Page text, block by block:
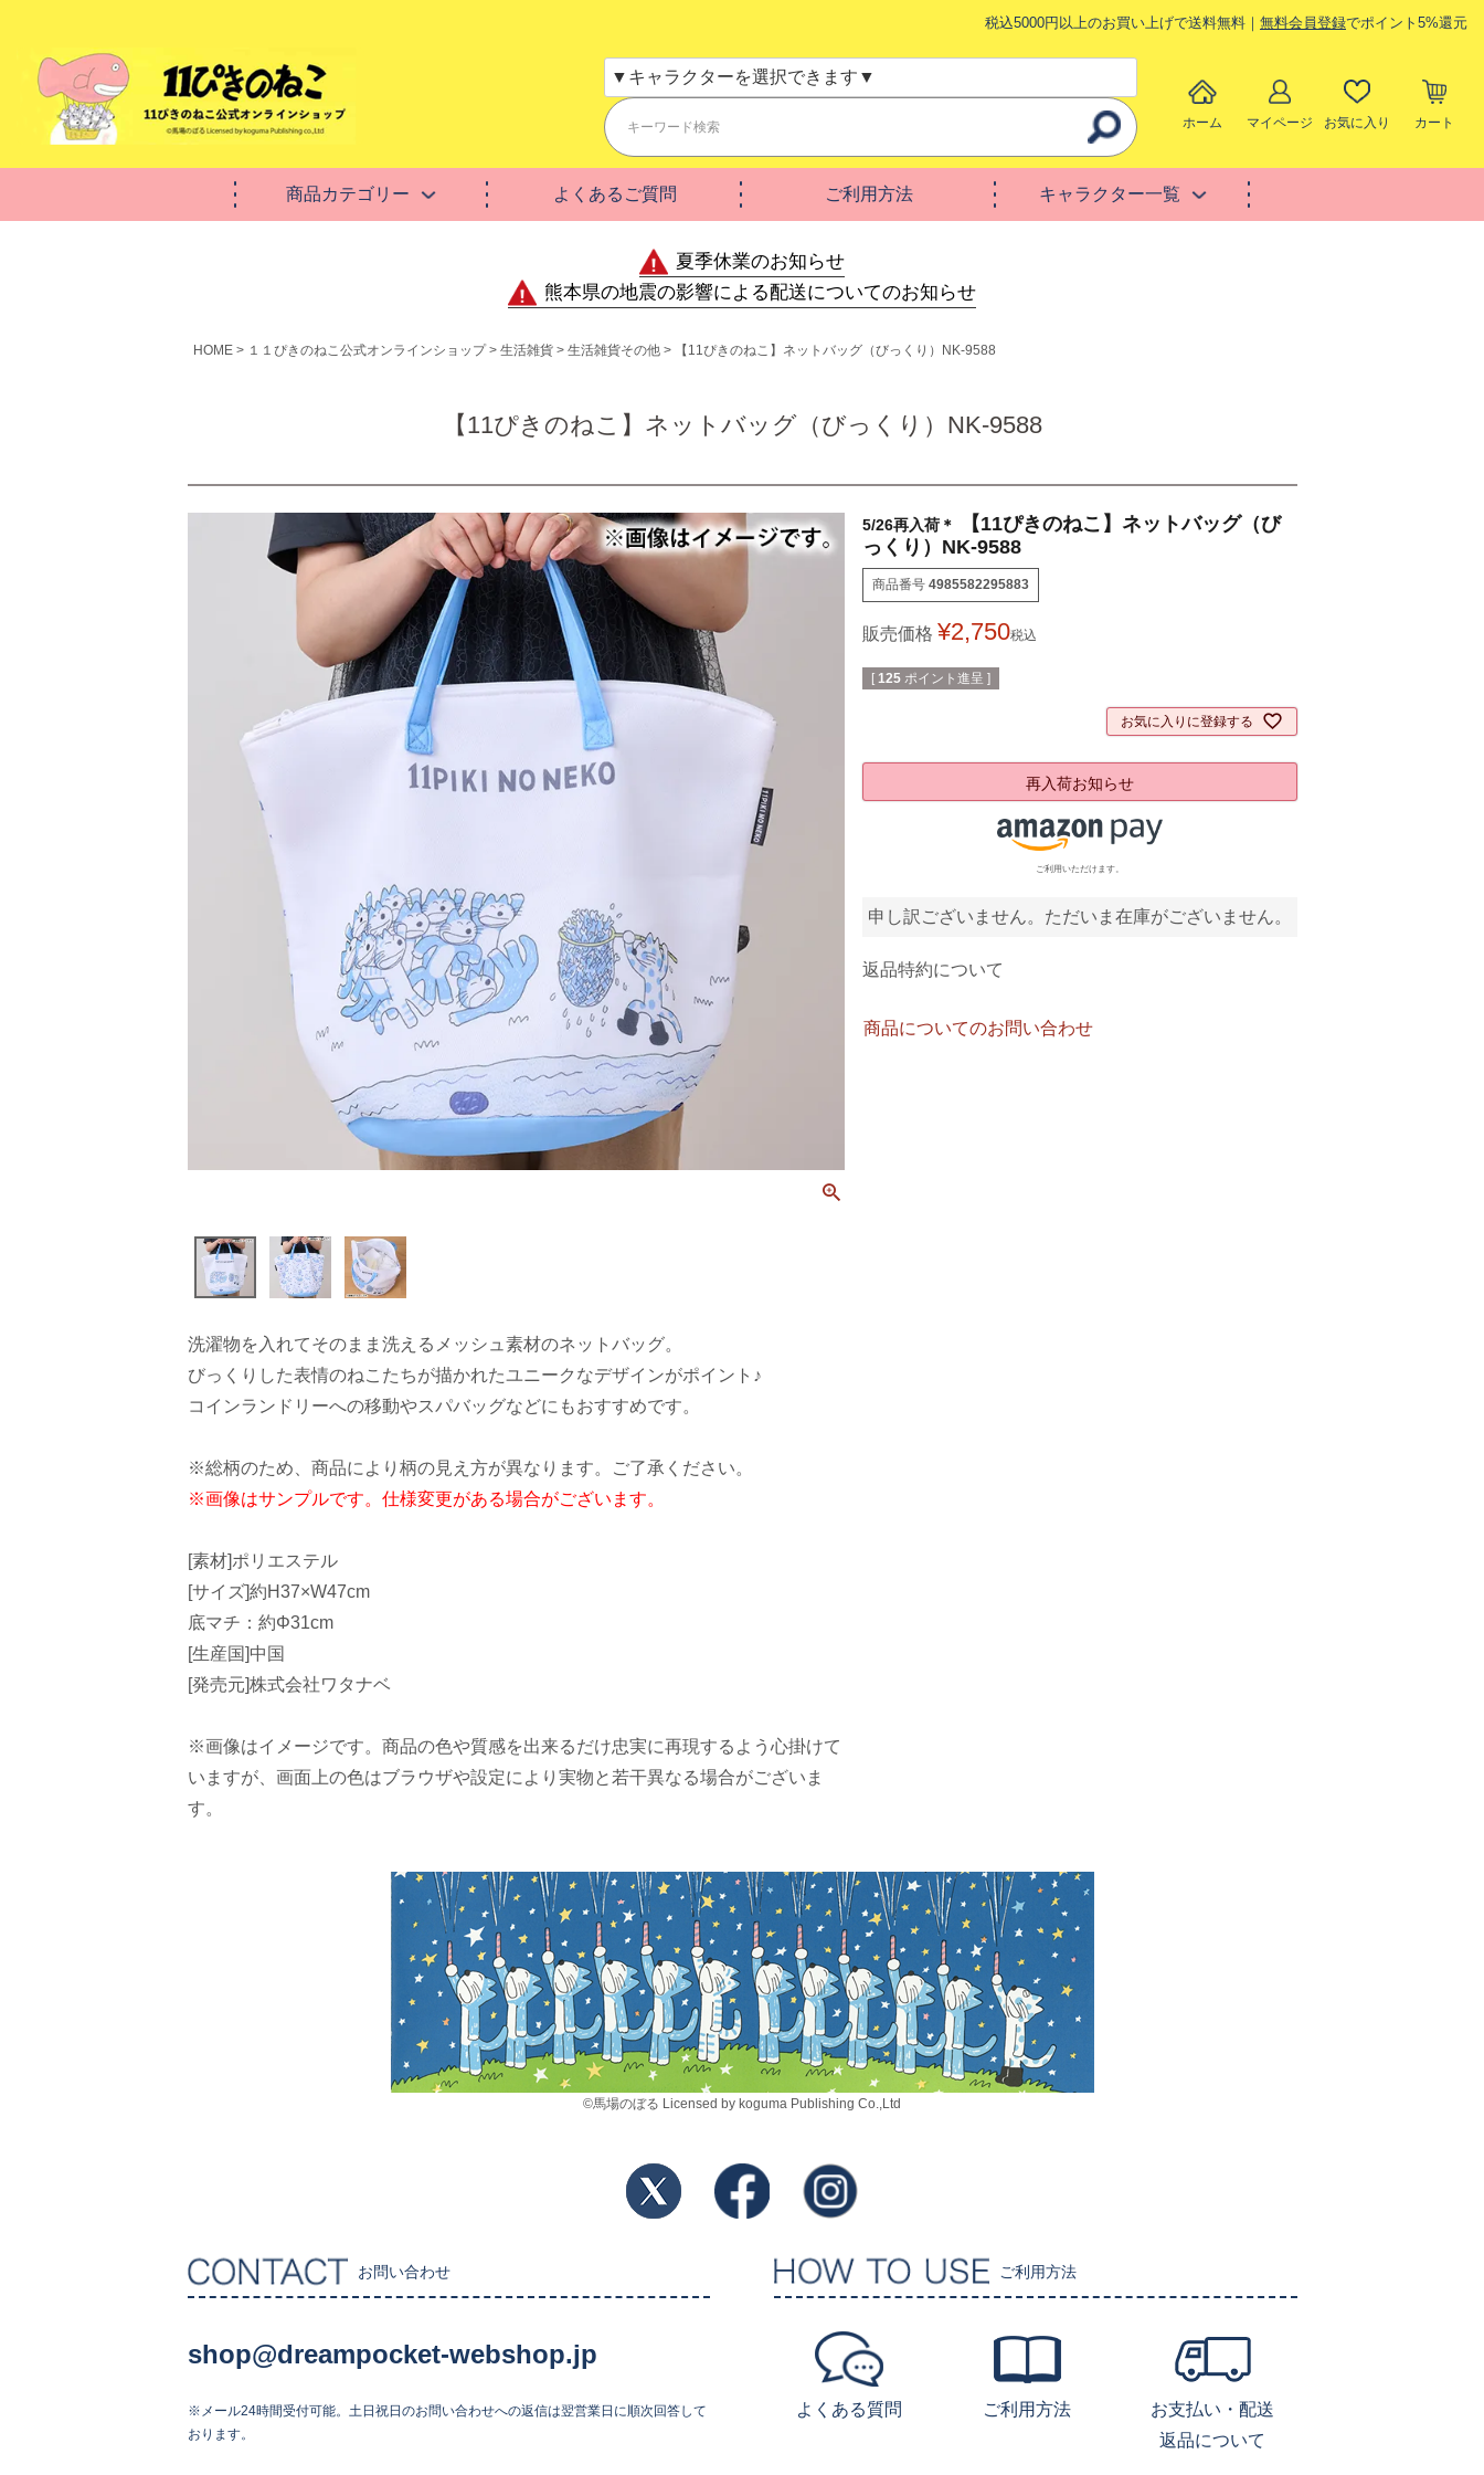
税込5000円以上のお買い上げで送料無料｜ 無料会員登録でポイント5%還元
ホーム マイページ お気に入り カート
商品カテゴリー よくあるご質問 ご利用方法 キャラクター一覧
夏季休業のお知らせ
熊本県の地震の影響による配送についてのお知らせ
HOME １１ぴきのねこ公式オンラインショップ 生活雑貨 生活雑貨その他 【11ぴきのねこ】ネットバッグ（びっくり）NK-9588
【11ぴきのねこ】ネットバッグ（びっくり）NK-9588
5/26再入荷＊
【11ぴきのねこ】ネットバッグ（び
っくり）NK-9588
商品番号 4985582295883
販売価格 ¥2,750税込
[ 125 ポイント進呈 ]
お気に入りに登録する
再入荷お知らせ
ご利用いただけます。
申し訳ございません。ただいま在庫がございません。
返品特約について
商品についてのお問い合わせ
洗濯物を入れてそのまま洗えるメッシュ素材のネットバッグ。
びっくりした表情のねこたちが描かれたユニークなデザインがポイント♪
コインランドリーへの移動やスパバッグなどにもおすすめです。
※総柄のため、商品により柄の見え方が異なります。ご了承ください。
※画像はサンプルです。仕様変更がある場合がございます。
[素材]ポリエステル
[サイズ]約H37×W47cm
底マチ：約Φ31cm
[生産国]中国
[発売元]株式会社ワタナベ
※画像はイメージです。商品の色や質感を出来るだけ忠実に再現するよう心掛けて
いますが、画面上の色はブラウザや設定により実物と若干異なる場合がございま
す。
©馬場のぼる Licensed by koguma Publishing Co.,Ltd
お問い合わせ
shop@dreampocket-webshop.jp
※メール24時間受付可能。土日祝日のお問い合わせへの返信は翌営業日に順次回答して
おります。
ご利用方法
よくある質問 ご利用方法
お支払い・配送
返品について